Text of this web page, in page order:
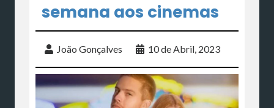
semana aos cinemas
João Gonçalves 10 de Abril, 2023